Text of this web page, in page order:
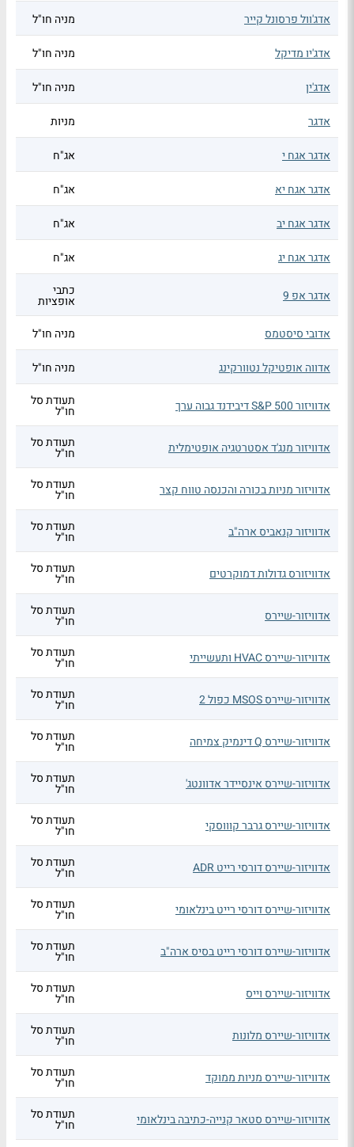
אדג'וול פרסונל קייר מניה חו"ל
אדג'יו מדיקל מניה חו"ל
אדג'ין מניה חו"ל
אדגר מניות
אדגר אגח י אג"ח
אדגר אגח יא אג"ח
אדגר אגח יב אג"ח
אדגר אגח יג אג"ח
אדגר אפ 9 כתבי
אופציות
אדובי סיסטמס
מניה חו"ל
אדווה אופטיקל נטוורקינג מניה חו"ל
אדוויזור S&P 500 דיבידנד גבוה ערך תעודת סל
חו"ל
אדוויזור מנג'ד אסטרטגיה אופטימלית תעודת סל
חו"ל
אדוויזור מניות בכורה והכנסה טווח קצר תעודת סל
חו"ל
אדוויזור קנאביס ארה"ב תעודת סל
חו"ל
אדוויזורס גדולות דמוקרטים תעודת סל
חו"ל
אדוויזור-שיירס תעודת סל
חו"ל
אדוויזור-שיירס HVAC ותעשייתי תעודת סל
חו"ל
אדוויזור-שיירס MSOS כפול 2 תעודת סל
חו"ל
אדוויזור-שיירס Q דינמיק צמיחה תעודת סל
חו"ל
אדוויזור-שיירס אינסיידר אדוונטג' תעודת סל
חו"ל
אדוויזור-שיירס גרבר קוווסקי תעודת סל
חו"ל
אדוויזור-שיירס דורסי רייט ADR תעודת סל
חו"ל
אדוויזור-שיירס דורסי רייט בינלאומי תעודת סל
חו"ל
אדוויזור-שיירס דורסי רייט בסיס ארה"ב תעודת סל
חו"ל
אדוויזור-שיירס וייס תעודת סל
חו"ל
אדוויזור-שיירס מלונות תעודת סל
חו"ל
אדוויזור-שיירס מניות ממוקד תעודת סל
חו"ל
אדוויזור-שיירס סטאר קנייה-כתיבה בינלאומי תעודת סל
חו"ל